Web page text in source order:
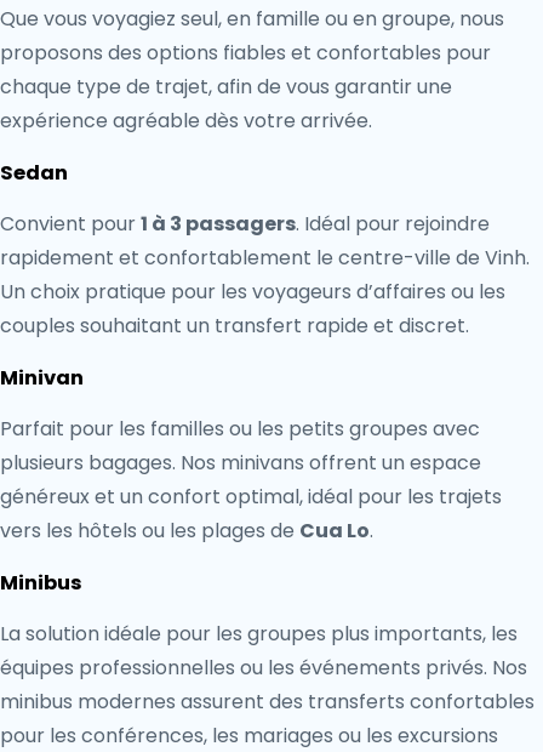
Que vous voyagiez seul, en famille ou en groupe, nous
proposons des options fiables et confortables pour
chaque type de trajet, afin de vous garantir une
expérience agréable dès votre arrivée.
Sedan
Convient pour1 à 3 passagers. Idéal pour rejoindre
rapidement et confortablement le centre-ville de Vinh.
Un choix pratique pour les voyageurs d’affaires ou les
couples souhaitant un transfert rapide et discret.
Minivan
Parfait pour les familles ou les petits groupes avec
plusieurs bagages. Nos minivans offrent un espace
généreux et un confort optimal, idéal pour les trajets
vers les hôtels ou les plages de Cua Lo.
Minibus
La solution idéale pour les groupes plus importants, les
équipes professionnelles ou les événements privés. Nos
minibus modernes assurent des transferts confortables
pour les conférences, les mariages ou les excursions